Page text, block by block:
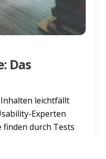
Das
leichtfällt
Experten
finden durch Tests